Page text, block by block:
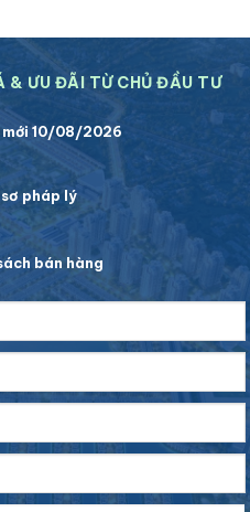
& ƯU ĐÃI TỪ CHỦ ĐẦU TƯ
mới 10/08/2026
sơ pháp lý
bán hàng